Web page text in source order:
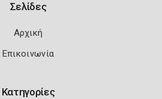
Σελίδες
Αρχική
Επικοινωνία
Κατηγορίες